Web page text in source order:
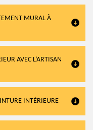
MURAL À
AVEC L’ARTISAN
INTÉRIEURE